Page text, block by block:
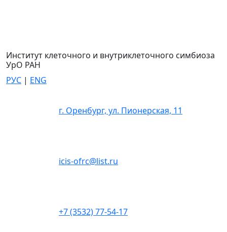
Институт клеточного и внутриклеточного симбиоза
УрО РАН
РУС | ENG
г. Оренбург, ул. Пионерская, 11
icis-ofrc@list.ru
+7 (3532) 77-54-17